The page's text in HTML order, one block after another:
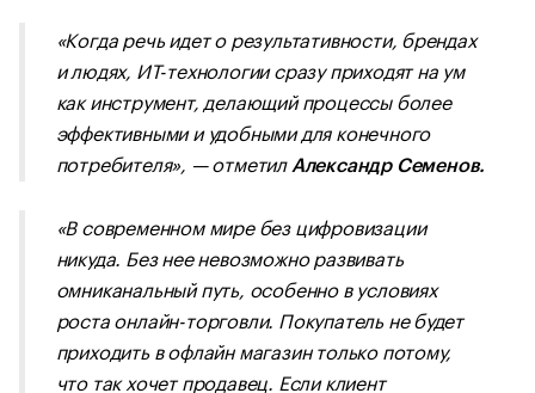
«Когда речь идет о результативности, брендах
и людях, ИТ-технологии сразу приходят на ум
как инструмент, делающий процессы более
эффективными и удобными для конечного
потребителя», — отметилАлександр Семенов.
«В современном мире без цифровизации
никуда. Без нее невозможно развивать
омниканальный путь, особенно в условиях
роста онлайн-торговли. Покупатель не будет
приходить в офлайн магазин только потому,
что так хочет продавец. Если клиент